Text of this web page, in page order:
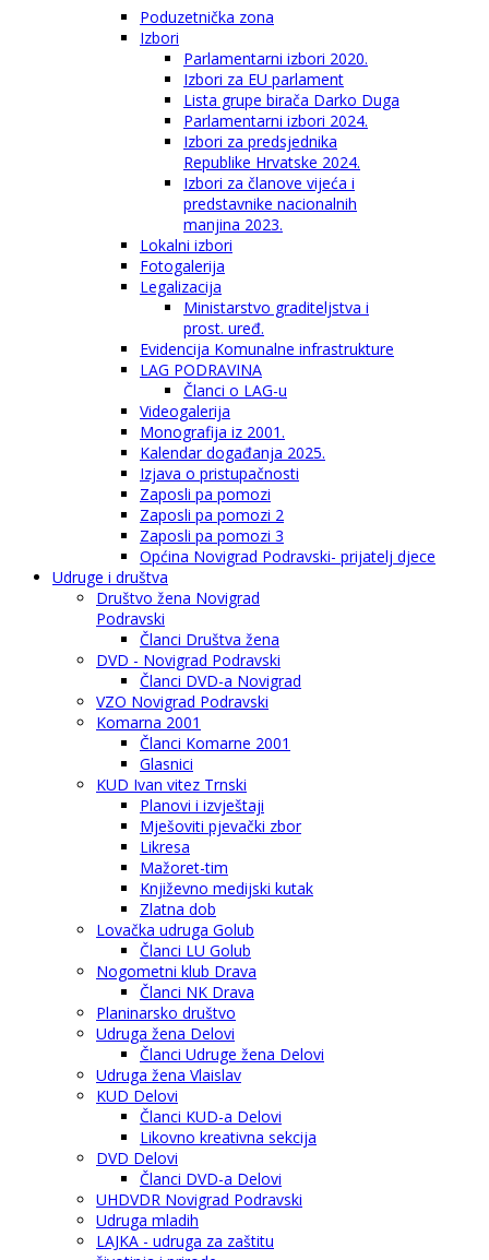
Poduzetnička zona
Izbori
Parlamentarni izbori 2020.
Izbori za EU parlament
Lista grupe birača Darko Duga
Parlamentarni izbori 2024.
Izbori za predsjednika
Republike Hrvatske 2024.
Izbori za članove vijeća i
predstavnike nacionalnih
manjina 2023.
Lokalni izbori
Fotogalerija
Legalizacija
Ministarstvo graditeljstva i
prost. uređ.
Evidencija Komunalne infrastrukture
LAG PODRAVINA
Članci o LAG-u
Videogalerija
Monografija iz 2001.
Kalendar događanja 2025.
Izjava o pristupačnosti
Zaposli pa pomozi
Zaposli pa pomozi 2
Zaposli pa pomozi 3
Općina Novigrad Podravski- prijatelj djece
Udruge i društva
Društvo žena Novigrad
Podravski
Članci Društva žena
DVD - Novigrad Podravski
Članci DVD-a Novigrad
VZO Novigrad Podravski
Komarna 2001
Članci Komarne 2001
Glasnici
KUD Ivan vitez Trnski
Planovi i izvještaji
Mješoviti pjevački zbor
Likresa
Mažoret-tim
Književno medijski kutak
Zlatna dob
Lovačka udruga Golub
Članci LU Golub
Nogometni klub Drava
Članci NK Drava
Planinarsko društvo
Udruga žena Delovi
Članci Udruge žena Delovi
Udruga žena Vlaislav
KUD Delovi
Članci KUD-a Delovi
Likovno kreativna sekcija
DVD Delovi
Članci DVD-a Delovi
UHDVDR Novigrad Podravski
Udruga mladih
LAJKA - udruga za zaštitu